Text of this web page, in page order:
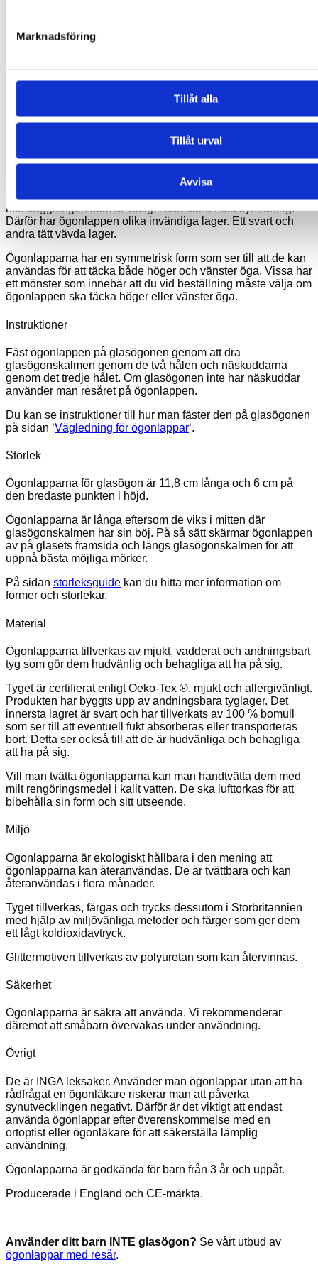
Marknadsföring
Tillåt alla
Tillåt urval
Avvisa
behov av att ta en paus från ögonplåster på grund av
Formen
Ögonlappen består av ett ovalt tygstycke som placeras på
insidan av glasögonen. Den snäpper igen, täcker glaset och
glasögonen för att säkra en tät anslutning runt huden och
därmed undvika att ljus kommer in från sidorna. Det är just
mörkläggningen som är viktigt i samband med synträning.
Därför har ögonlappen olika invändiga lager. Ett svart och
andra tätt vävda lager.
Ögonlapparna har en symmetrisk form som ser till att de kan
användas för att täcka både höger och vänster öga. Vissa har
ett mönster som innebär att du vid beställning måste välja om
ögonlappen ska täcka höger eller vänster öga.
Instruktioner
Fäst ögonlappen på glasögonen genom att dra
glasögonskalmen genom de två hålen och näskuddarna
genom det tredje hålet. Om glasögonen inte har näskuddar
använder man resåret på ögonlappen.
Du kan se instruktioner till hur man fäster den på glasögonen
på sidan ‘Vägledning för ögonlappar‘.
Storlek
Ögonlapparna för glasögon är 11,8 cm långa och 6 cm på
den bredaste punkten i höjd.
Ögonlapparna är långa eftersom de viks i mitten där
glasögonskalmen har sin böj. På så sätt skärmar ögonlappen
av på glasets framsida och längs glasögonskalmen för att
uppnå bästa möjliga mörker.
På sidan storleksguide kan du hitta mer information om
former och storlekar.
Material
Ögonlapparna tillverkas av mjukt, vadderat och andningsbart
tyg som gör dem hudvänlig och behagliga att ha på sig.
Tyget är certifierat enligt Oeko-Tex ®, mjukt och allergivänligt.
Produkten har byggts upp av andningsbara tyglager. Det
innersta lagret är svart och har tillverkats av 100 % bomull
som ser till att eventuell fukt absorberas eller transporteras
bort. Detta ser också till att de är hudvänliga och behagliga
att ha på sig.
Vill man tvätta ögonlapparna kan man handtvätta dem med
milt rengöringsmedel i kallt vatten. De ska lufttorkas för att
bibehålla sin form och sitt utseende.
Miljö
Ögonlapparna är ekologiskt hållbara i den mening att
ögonlapparna kan återanvändas. De är tvättbara och kan
återanvändas i flera månader.
Tyget tillverkas, färgas och trycks dessutom i Storbritannien
med hjälp av miljövänliga metoder och färger som ger dem
ett lågt koldioxidavtryck.
Glittermotiven tillverkas av polyuretan som kan återvinnas.
Säkerhet
Ögonlapparna är säkra att använda. Vi rekommenderar
däremot att småbarn övervakas under användning.
Övrigt
De är INGA leksaker. Använder man ögonlappar utan att ha
rådfrågat en ögonläkare riskerar man att påverka
synutvecklingen negativt. Därför är det viktigt att endast
använda ögonlappar efter överenskommelse med en
ortoptist eller ögonläkare för att säkerställa lämplig
användning.
Ögonlapparna är godkända för barn från 3 år och uppåt.
Producerade i England och CE-märkta.
Använder ditt barn INTE glasögon? Se vårt utbud av
ögonlappar med resår.